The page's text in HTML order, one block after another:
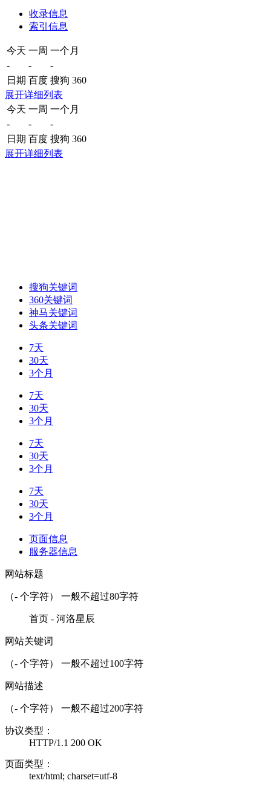
收录信息
索引信息
今天 一周 一个月
-
-
-
日期 百度 搜狗 360
展开详细列表
今天 一周 一个月
-
-
-
日期 百度 搜狗 360
展开详细列表
搜狗关键词
360关键词
神马关键词
头条关键词
7天
30天
3个月
7天
30天
3个月
7天
30天
3个月
7天
30天
3个月
页面信息
服务器信息
网站标题
（- 个字符） 一般不超过80字符
首页 - 河洛星辰
网站关键词
（- 个字符） 一般不超过100字符
网站描述
（- 个字符） 一般不超过200字符
协议类型：
HTTP/1.1 200 OK
页面类型：
text/html; charset=utf-8